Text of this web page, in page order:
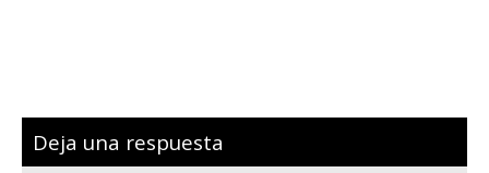
Deja una respuesta